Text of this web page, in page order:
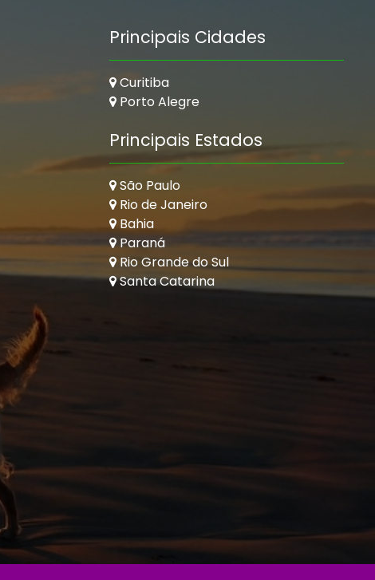
Principais Cidades
Curitiba
Porto Alegre
Principais Estados
São Paulo
Rio de Janeiro
Bahia
Paraná
Rio Grande do Sul
Santa Catarina